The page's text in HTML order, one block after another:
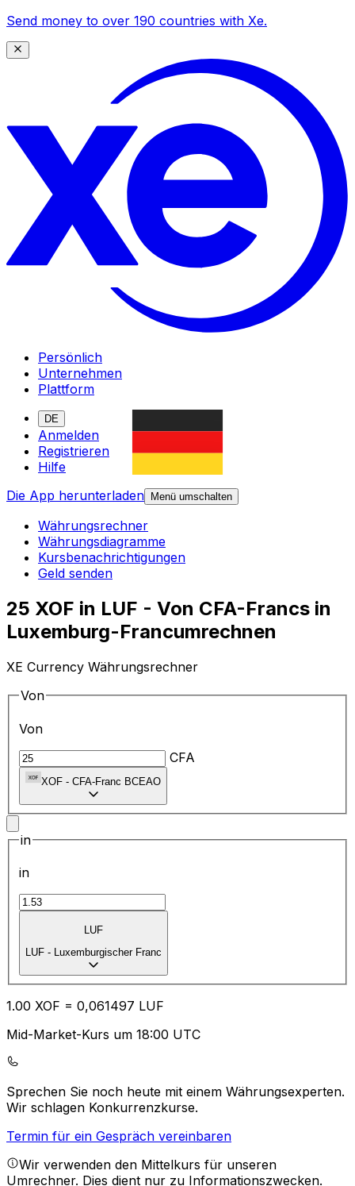
Send money to over 190 countries with Xe.
Persönlich
Unternehmen
Plattform
DE
Anmelden
Registrieren
Hilfe
Die App herunterladen
Menü umschalten
Währungsrechner
Währungsdiagramme
Kursbenachrichtigungen
Geld senden
25 XOF in LUF - Von CFA-Francs in
Luxemburg-Francumrechnen
XE Currency Währungsrechner
Von
Von
CFA
XOF - CFA-Franc BCEAO
in
in
LUF
LUF - Luxemburgischer Franc
1.00 XOF = 0,061497 LUF
Mid-Market-Kurs um 18:00 UTC
Sprechen Sie noch heute mit einem Währungsexperten.
Wir schlagen Konkurrenzkurse.
Termin für ein Gespräch vereinbaren
Wir verwenden den Mittelkurs für unseren
Umrechner. Dies dient nur zu Informationszwecken.